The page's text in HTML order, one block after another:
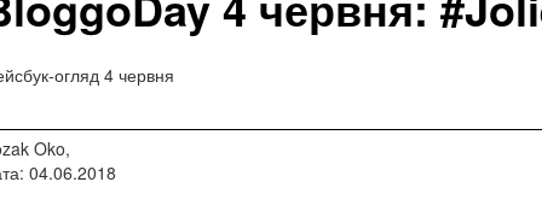
огляд 4 червня
Oko,
04.06.2018